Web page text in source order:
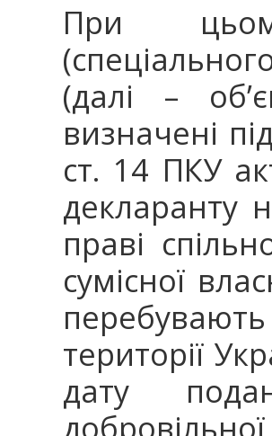
При
(далі –
визначені
ст. 14 ПКУ
декларанту
праві
сумісної
території
дату